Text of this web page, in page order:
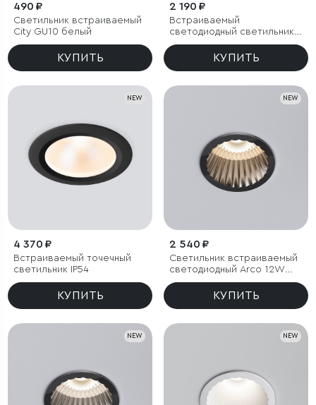
490 ₽
Светильник встраиваемый
City GU10 белый
КУПИТЬ
2 190 ₽
Встраиваемый
светодиодный светильник
15278/LED 10W белый
КУПИТЬ
NEW
4 370 ₽
Встраиваемый точечный
светильник IP54
КУПИТЬ
NEW
2 540 ₽
Светильник встраиваемый
светодиодный Arco 12W
3000K черный жемчуг IP44
КУПИТЬ
NEW NEW